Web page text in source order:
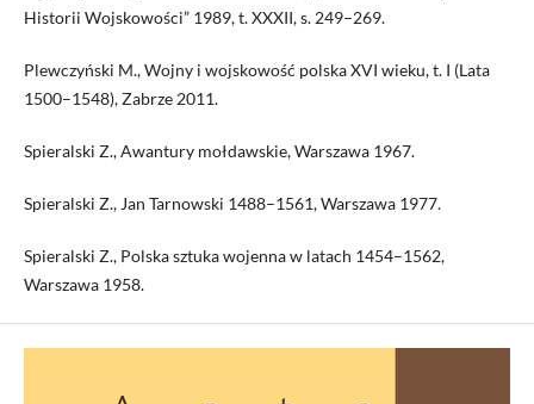
Historii Wojskowości” 1989, t. XXXII, s. 249–269.
Plewczyński M., Wojny i wojskowość polska XVI wieku, t. I (Lata
1500–1548), Zabrze 2011.
Spieralski Z., Awantury mołdawskie, Warszawa 1967.
Spieralski Z., Jan Tarnowski 1488–1561, Warszawa 1977.
Spieralski Z., Polska sztuka wojenna w latach 1454–1562,
Warszawa 1958.